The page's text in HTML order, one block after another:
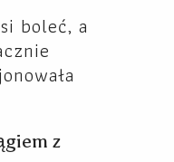
boleć, a
z